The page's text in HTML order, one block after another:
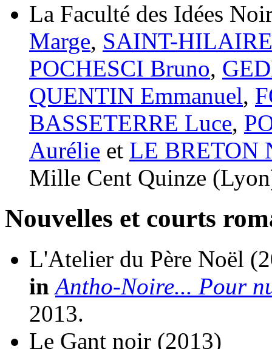
La Faculté des Idées
Marge, SAINT-
POCHESCI Bruno,
QUENTIN Emmanuel,
BASSETERRE Luce,
Aurélie et LE BRETON
Mille Cent Quinze
Nouvelles et courts
L'Atelier du Père Noël
in Antho-Noire... Pour
2013.
Le Gant noir (2013)